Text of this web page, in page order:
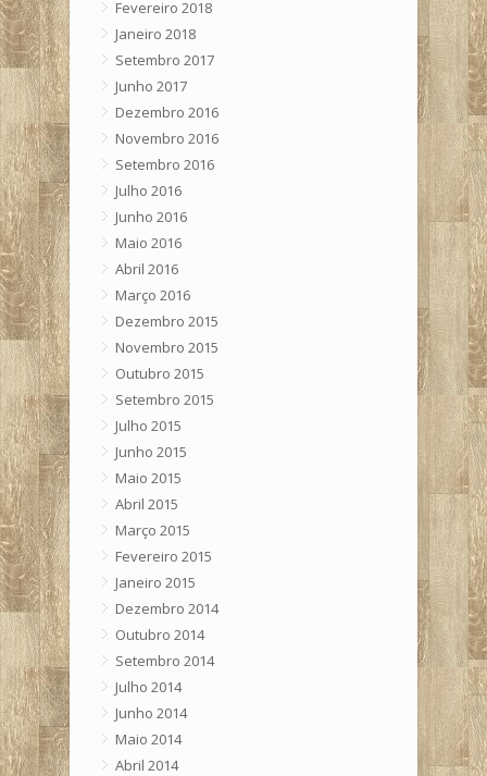
Fevereiro 2018
Janeiro 2018
Setembro 2017
Junho 2017
Dezembro 2016
Novembro 2016
Setembro 2016
Julho 2016
Junho 2016
Maio 2016
Abril 2016
Março 2016
Dezembro 2015
Novembro 2015
Outubro 2015
Setembro 2015
Julho 2015
Junho 2015
Maio 2015
Abril 2015
Março 2015
Fevereiro 2015
Janeiro 2015
Dezembro 2014
Outubro 2014
Setembro 2014
Julho 2014
Junho 2014
Maio 2014
Abril 2014